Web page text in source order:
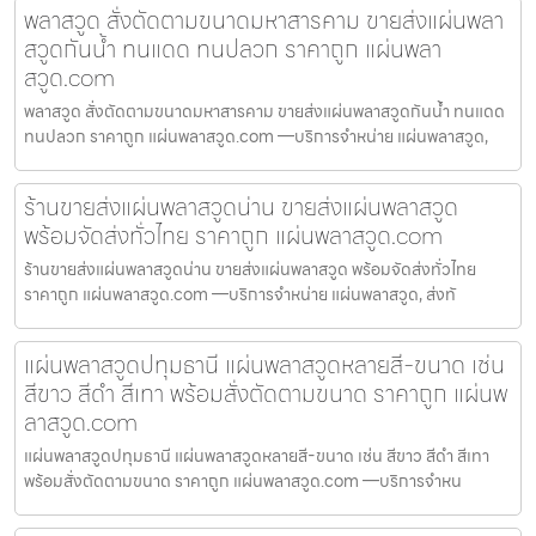
พลาสวูด สั่งตัดตามขนาดมหาสารคาม ขายส่งแผ่นพลา
สวูดกันน้ำ ทนแดด ทนปลวก ราคาถูก แผ่นพลา
สวูด.com
พลาสวูด สั่งตัดตามขนาดมหาสารคาม ขายส่งแผ่นพลาสวูดกันน้ำ ทนแดด
ทนปลวก ราคาถูก แผ่นพลาสวูด.com —บริการจำหน่าย แผ่นพลาสวูด,
ร้านขายส่งแผ่นพลาสวูดน่าน ขายส่งแผ่นพลาสวูด
พร้อมจัดส่งทั่วไทย ราคาถูก แผ่นพลาสวูด.com
ร้านขายส่งแผ่นพลาสวูดน่าน ขายส่งแผ่นพลาสวูด พร้อมจัดส่งทั่วไทย
ราคาถูก แผ่นพลาสวูด.com —บริการจำหน่าย แผ่นพลาสวูด, ส่งทั
แผ่นพลาสวูดปทุมธานี แผ่นพลาสวูดหลายสี-ขนาด เช่น
สีขาว สีดำ สีเทา พร้อมสั่งตัดตามขนาด ราคาถูก แผ่นพ
ลาสวูด.com
แผ่นพลาสวูดปทุมธานี แผ่นพลาสวูดหลายสี-ขนาด เช่น สีขาว สีดำ สีเทา
พร้อมสั่งตัดตามขนาด ราคาถูก แผ่นพลาสวูด.com —บริการจำหน